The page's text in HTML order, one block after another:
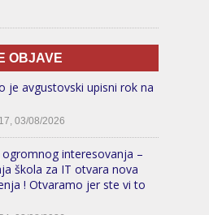
OBJAVE
je avgustovski upisni rok na
03/08/2026
ogromnog interesovanja –
škola za IT otvara nova
! Otvaramo jer ste vi to